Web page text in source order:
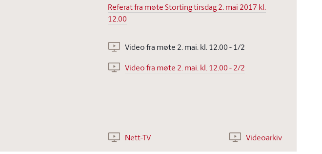
Referat fra møte Storting tirsdag 2. mai 2017 kl.
12.00
Video fra møte 2. mai. kl. 12.00 - 1/2
Video fra møte 2. mai. kl. 12.00 - 2/2
Nett-TV Videoarkiv